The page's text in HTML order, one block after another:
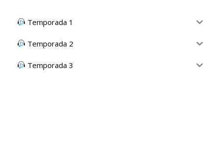
Temporada 1
Temporada 2
Temporada 3